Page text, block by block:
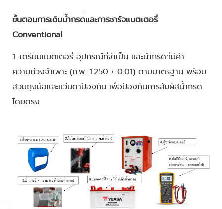
ขั้นตอนการเติมน้ำกรดและการชาร์จแบตเตอรี่
Conventional
1. เตรียมแบตเตอรี่ อุปกรณ์ที่จำเป็น และน้ำกรดที่มีค่า
ความถ่วงจำเพาะ (ถ.พ. 1.250 ± 0.01) ตามมาตรฐาน พร้อม
สวมถุงมือและแว่นตาป้องกัน เพื่อป้องกันการสัมผัสน้ำกรด
โดยตรง